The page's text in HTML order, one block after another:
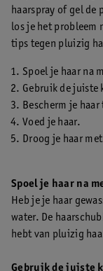
haarspray of gel de
los je het probleem
tips tegen pluizig
Spoel je haar na
Gebruik de juiste
Bescherm je
Voed je haar.
Droog je haar
Spoel je haar na
Heb je je haar
water. De
hebt van pluizig
Gebruik de juiste